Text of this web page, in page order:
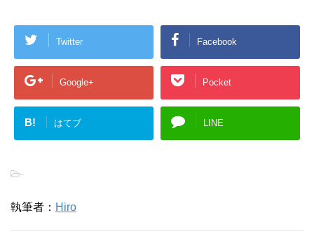
Twitter Facebook
Google+ Pocket
B! はてブ LINE
-
執筆者： Hiro